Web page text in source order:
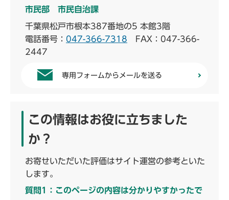
市民部 市民自治課
千葉県松戸市根本387番地の5 本館3階
電話番号： 047-366-7318 FAX：047-366-
2447
専用フォームからメールを送る
この情報はお役に立ちました
か？
お寄せいただいた評価はサイト運営の参考といた
します。
質問1：このページの内容は分かりやすかったで